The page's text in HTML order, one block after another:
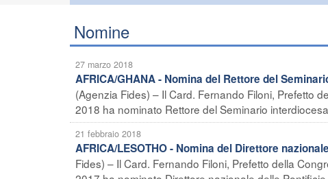
Nomine
27 marzo 2018
AFRICA/GHANA - Nomina del Rettore del
(Agenzia Fides) – Il Card. Fernando Filoni, Prefetto
2018 ha nominato Rettore del Seminario
21 febbraio 2018
AFRICA/LESOTHO - Nomina del Direttore
Fides) – Il Card. Fernando Filoni, Prefetto della